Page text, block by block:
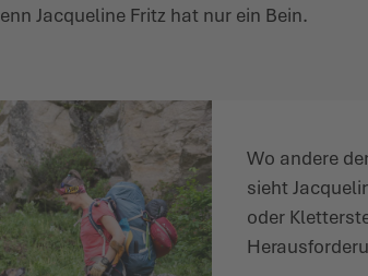
Jacqueline Fritz hat nur ein Bein.
Wo andere
sieht
oder